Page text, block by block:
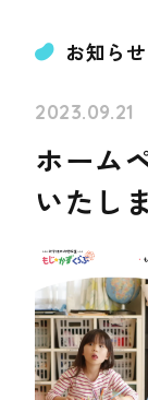
お知らせ
2023.09.21
ホーム
いたし